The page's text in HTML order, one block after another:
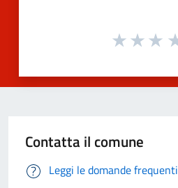
Contatta il comune
Leggi le domande frequenti